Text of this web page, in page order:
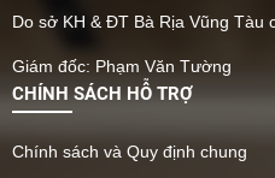
Do sở KH & ĐT Bà Rịa Vũng Tàu
Giám đốc: Phạm Văn Tường
CHÍNH SÁCH HỖ TRỢ
Chính sách và Quy định chung